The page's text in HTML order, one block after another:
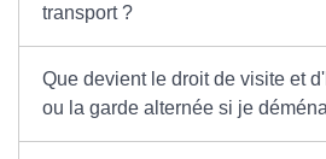
transport ?
Que devient le droit de visite et
ou la garde alternée si je